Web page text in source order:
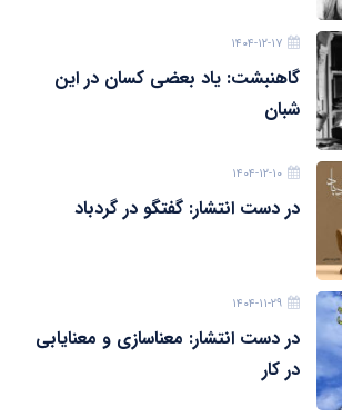
۱۴۰۴-۱۲-۱۷
گاهنبشت: یاد بعضی کسان در این
شبان
۱۴۰۴-۱۲-۱۰
در دست انتشار: گفتگو در گردباد
۱۴۰۴-۱۱-۲۹
در دست انتشار: معناسازی و معنایابی
در کار